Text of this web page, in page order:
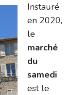
Instauré
en 2020,
le
marché
du
samedi
est le